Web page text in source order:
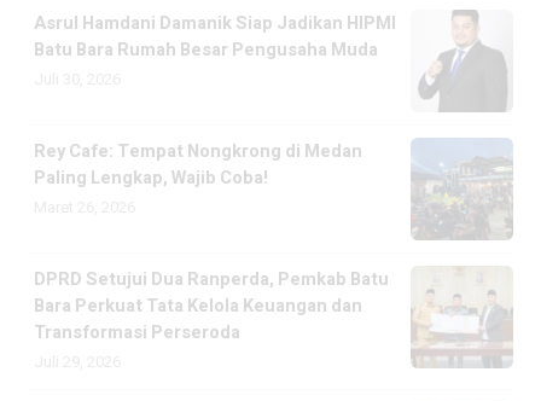
Asrul Hamdani Damanik Siap Jadikan HIPMI
Batu Bara Rumah Besar Pengusaha Muda
Rey Cafe: Tempat Nongkrong di Medan
Paling Lengkap, Wajib Coba!
DPRD Setujui Dua Ranperda, Pemkab Batu
Bara Perkuat Tata Kelola Keuangan dan
Transformasi Perseroda